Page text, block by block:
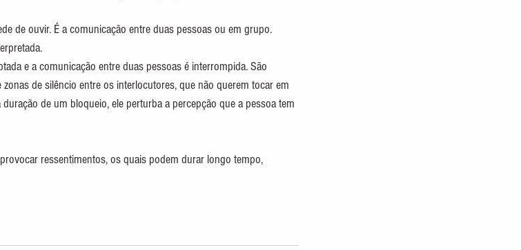
de ouvir. É a comunicação entre duas pessoas ou em grupo.
e a comunicação entre duas pessoas é interrompida. São
de silêncio entre os interlocutores, que não querem tocar em
de um bloqueio, ele perturba a percepção que a pessoa tem
ressentimentos, os quais podem durar longo tempo,